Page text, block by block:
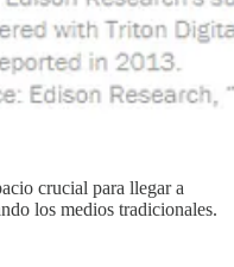
crucial para llegar a
los medios tradicionales.